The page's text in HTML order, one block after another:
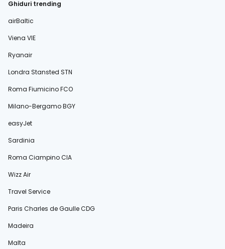
Ghiduri trending
airBaltic
Viena VIE
Ryanair
Londra Stansted STN
Roma Fiumicino FCO
Milano-Bergamo BGY
easyJet
Sardinia
Roma Ciampino CIA
Wizz Air
Travel Service
Paris Charles de Gaulle CDG
Madeira
Malta